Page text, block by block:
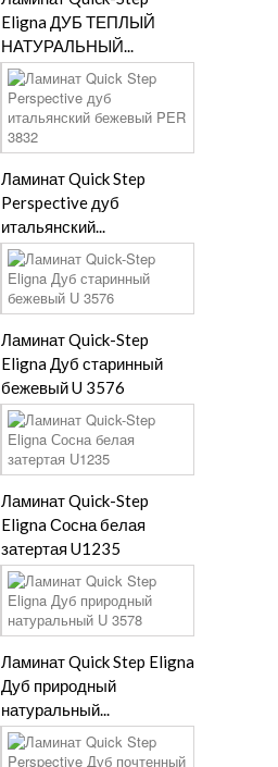
Eligna ДУБ ТЕПЛЫЙ
НАТУРАЛЬНЫЙ...
Ламинат Quick Step
Perspective дуб
итальянский...
Ламинат Quick-Step
Eligna Дуб старинный
бежевый U 3576
Ламинат Quick-Step
Eligna Сосна белая
затертая U1235
Ламинат Quick Step Eligna
Дуб природный
натуральный...